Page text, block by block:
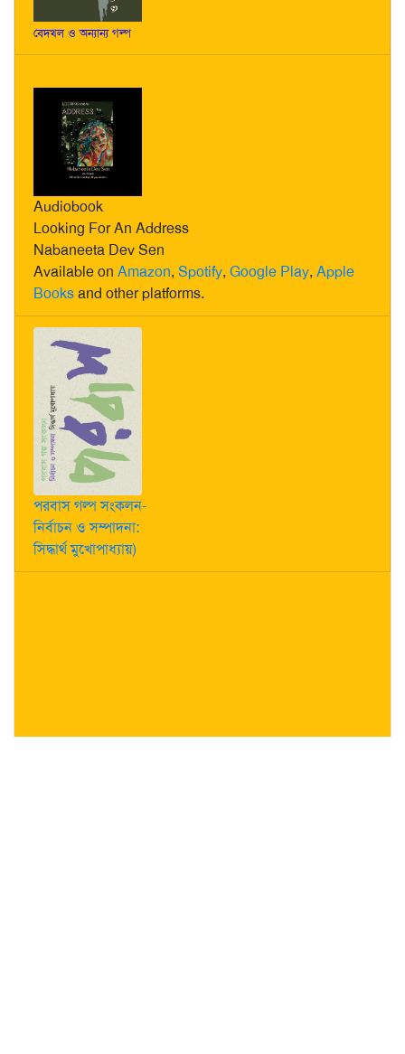
বেদখল ও অন্যান্য গল্প
Audiobook
Looking For An Address
Nabaneeta Dev Sen
Available on Amazon, Spotify, Google Play, Apple
Booksand other platforms.
পরবাস গল্প সংকলন-
নির্বাচন ও সম্পাদনা:
সিদ্ধার্থ মুখোপাধ্যায়)